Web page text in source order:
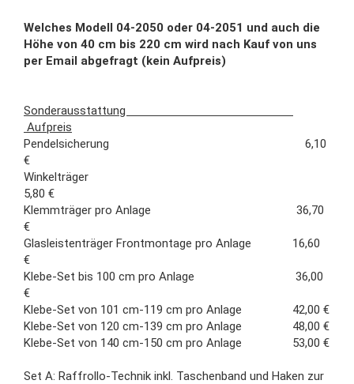
Welches Modell 04-2050 oder 04-2051 und auch die
Höhe von 40 cm bis 220 cm wird nach Kauf von uns
per Email abgefragt (kein Aufpreis)
Sonderausstattung
Aufpreis
Pendelsicherung 6,10
€
Winkelträger
5,80 €
Klemmträger pro Anlage 36,70
€
Glasleistenträger Frontmontage pro Anlage 16,60
€
Klebe-Set bis 100 cm pro Anlage 36,00
€
Klebe-Set von 101 cm-119 cm pro Anlage 42,00 €
Klebe-Set von 120 cm-139 cm pro Anlage 48,00 €
​Klebe-Set von 140 cm-150 cm pro Anlage 53,00 €
Set A: Raffrollo-Technik inkl. Taschenband und Haken zur